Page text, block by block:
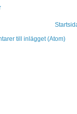
till inlägget (Atom)